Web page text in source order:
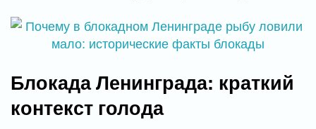
Блокада Ленинграда: краткий
контекст голода